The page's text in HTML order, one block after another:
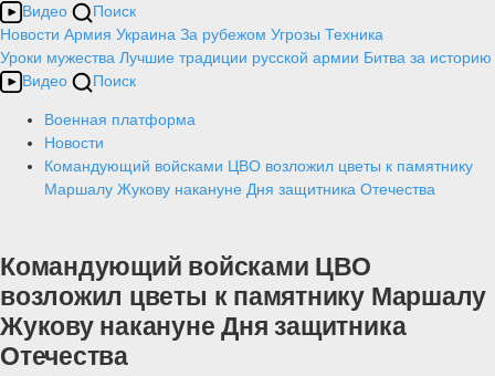
Видео
Поиск
Новости Армия Украина За рубежом Угрозы Техника
Уроки мужества Лучшие традиции русской армии Битва за историю
Видео
Поиск
Военная платформа
Новости
Командующий войсками ЦВО возложил цветы к памятнику
Маршалу Жукову накануне Дня защитника Отечества
Командующий войсками ЦВО
возложил цветы к памятнику Маршалу
Жукову накануне Дня защитника
Отечества